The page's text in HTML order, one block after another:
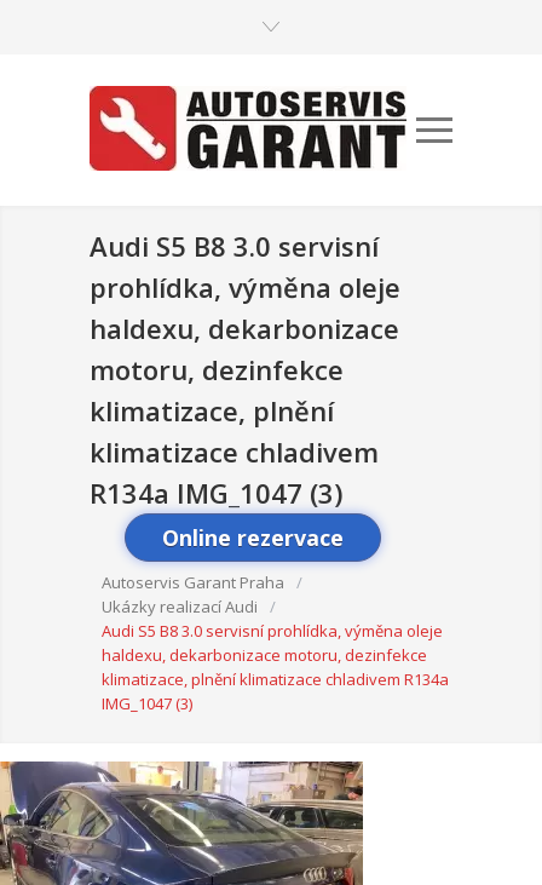
Audi S5 B8 3.0 servisní
prohlídka, výměna oleje
haldexu, dekarbonizace
motoru, dezinfekce
klimatizace, plnění
klimatizace chladivem
R134a IMG_1047 (3)
Online rezervace
Autoservis Garant Praha
/
Ukázky realizací Audi
/
Audi S5 B8 3.0 servisní prohlídka, výměna oleje
haldexu, dekarbonizace motoru, dezinfekce
klimatizace, plnění klimatizace chladivem R134a
IMG_1047 (3)